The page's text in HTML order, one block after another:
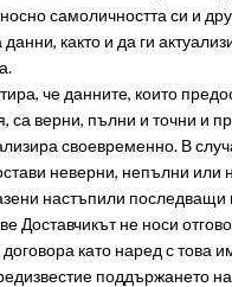
самоличността си и
както и да ги
че данните, които
са верни, пълни и точни и
своевременно. В
неверни, непълни или
настъпили
Доставчикът не носи
като наред с това
поддържането на